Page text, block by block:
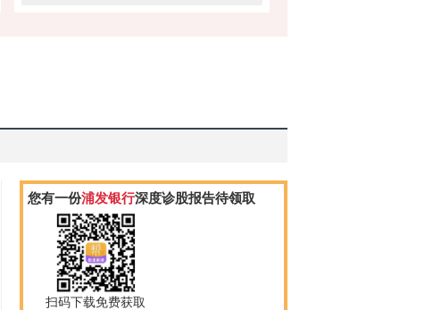
您有一份浦发银行深度诊股报告待领取
扫码下载免费获取